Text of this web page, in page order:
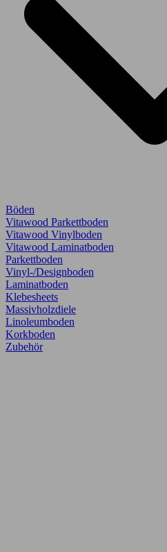
Böden
Vitawood Parkettboden
Vitawood Vinylboden
Vitawood Laminatboden
Parkettboden
Vinyl-/Designboden
Laminatboden
Klebesheets
Massivholzdiele
Linoleumboden
Korkboden
Zubehör